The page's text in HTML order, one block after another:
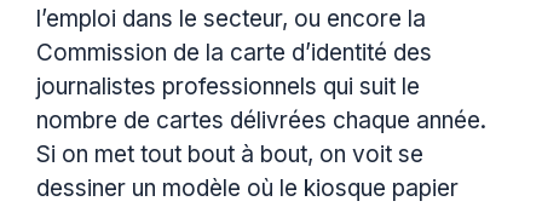
l’emploi dans le secteur, ou encore la
Commission de la carte d’identité des
journalistes professionnels qui suit le
nombre de cartes délivrées chaque année.
Si on met tout bout à bout, on voit se
dessiner un modèle où le kiosque papier